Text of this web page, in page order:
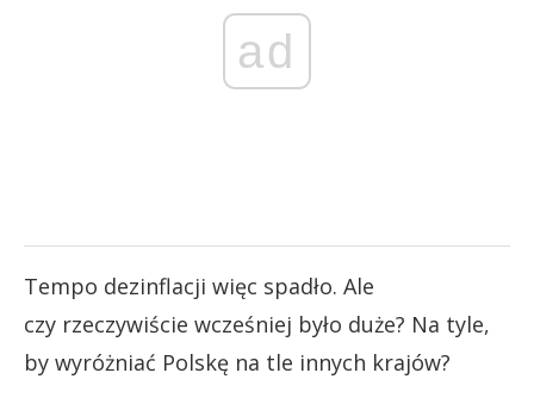
ad
Tempo dezinflacji więc spadło. Ale
czy rzeczywiście wcześniej było duże? Na tyle,
by wyróżniać Polskę na tle innych krajów?